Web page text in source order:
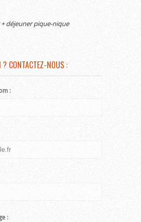
déjeuner pique-nique
? CONTACTEZ-NOUS :
:
: